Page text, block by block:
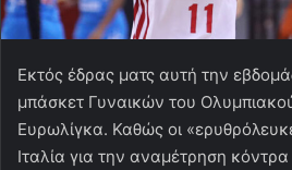
Εκτός έδρας ματς αυτή την
μπάσκετ Γυναικών του
Ευρωλίγκα. Καθώς οι
Ιταλία για την αναμέτρηση